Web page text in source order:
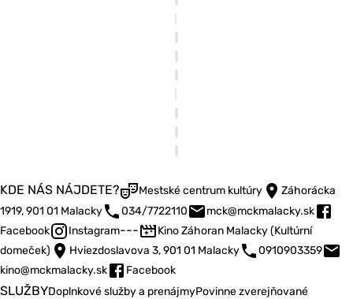
KDE NÁS NÁJDETE? Mestské centrum kultúry
Záhorácka
1919, 901 01 Malacky
034/7722110
mck@mckmalacky.sk
Facebook
Instagram---
Kino Záhoran Malacky (Kultúrní
domeček)
Hviezdoslavova 3, 901 01 Malacky
0910903359
kino@mckmalacky.sk
Facebook
SLUŽBYDoplnkové služby a prenájmyPovinne zverejňované